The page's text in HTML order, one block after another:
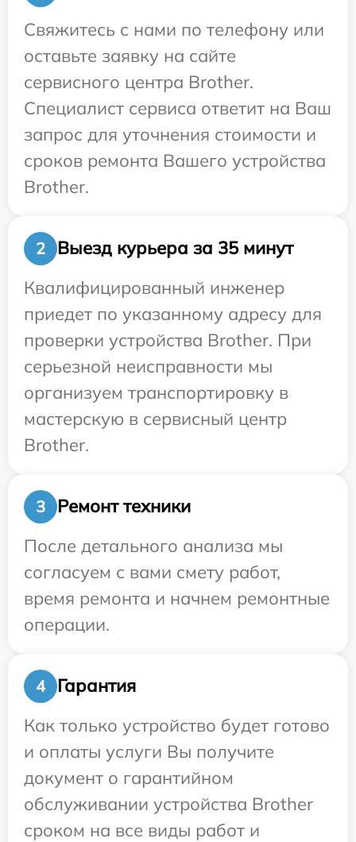
Свяжитесь с нами по телефону или
оставьте заявку на сайте
сервисного центра Brother.
Специалист сервиса ответит на Ваш
запрос для уточнения стоимости и
сроков ремонта Вашего устройства
Brother.
2
Выезд курьера за 35 минут
Квалифицированный инженер
приедет по указанному адресу для
проверки устройства Brother. При
серьезной неисправности мы
организуем транспортировку в
мастерскую в сервисный центр
Brother.
3
Ремонт техники
После детального анализа мы
согласуем с вами смету работ,
время ремонта и начнем ремонтные
операции.
4
Гарантия
Как только устройство будет готово
и оплаты услуги Вы получите
документ о гарантийном
обслуживании устройства Brother
сроком на все виды работ и